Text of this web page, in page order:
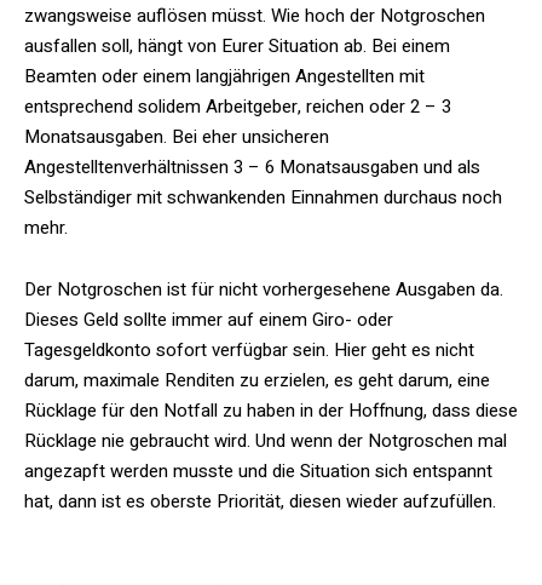
zwangsweise auflösen müsst. Wie hoch der Notgroschen
ausfallen soll, hängt von Eurer Situation ab. Bei einem
Beamten oder einem langjährigen Angestellten mit
entsprechend solidem Arbeitgeber, reichen oder 2 – 3
Monatsausgaben. Bei eher unsicheren
Angestelltenverhältnissen 3 – 6 Monatsausgaben und als
Selbständiger mit schwankenden Einnahmen durchaus noch
mehr.
Der Notgroschen ist für nicht vorhergesehene Ausgaben da.
Dieses Geld sollte immer auf einem Giro- oder
Tagesgeldkonto sofort verfügbar sein. Hier geht es nicht
darum, maximale Renditen zu erzielen, es geht darum, eine
Rücklage für den Notfall zu haben in der Hoffnung, dass diese
Rücklage nie gebraucht wird. Und wenn der Notgroschen mal
angezapft werden musste und die Situation sich entspannt
hat, dann ist es oberste Priorität, diesen wieder aufzufüllen.